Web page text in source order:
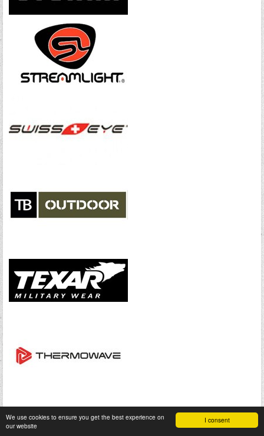
I consent
We use cookies to ensure you get the best experience on
our website